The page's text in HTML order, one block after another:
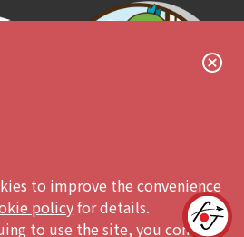
to improve the convenience
policyfor details.
to use the site, you consent